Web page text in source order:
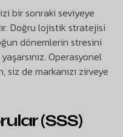
bir sonraki seviyeye
Doğru lojistik stratejisi
dönemlerin stresini
Operasyonel
siz de markanızı zirveye
(SSS)